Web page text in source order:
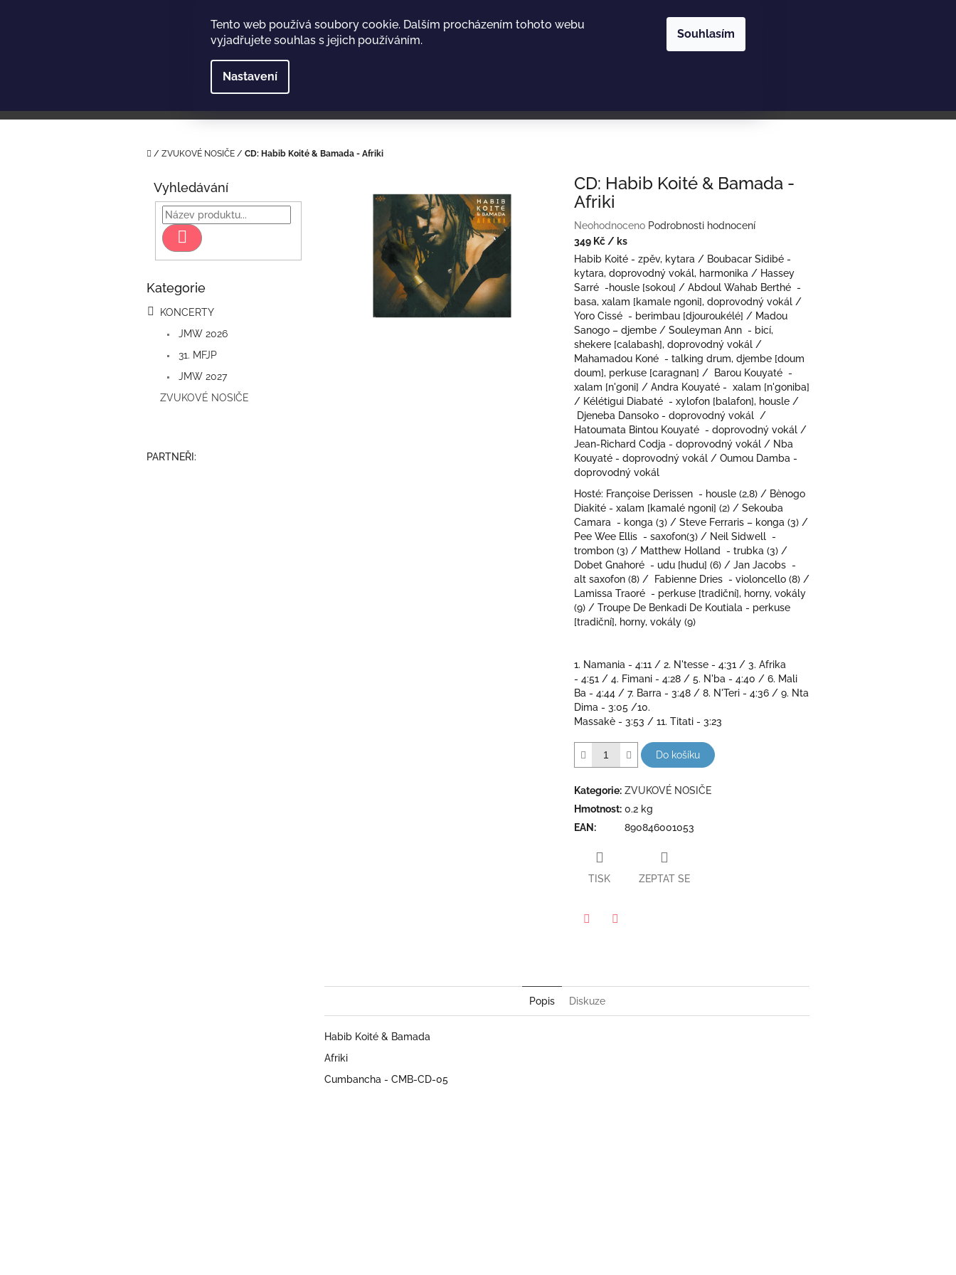
Tento web používá soubory cookie. Dalším procházením tohoto webu
vyjadřujete souhlas s jejich používáním.
Nastavení
Souhlasím
Hledat
Domů
/ ZVUKOVÉ NOSIČE / CD: Habib Koité & Bamada - Afriki
Vyhledávání
Hledat
Přeskočit
Kategorie
KONCERTY
JMW 2026
31. MFJP
JMW 2027
ZVUKOVÉ NOSIČE
PARTNEŘI:
CD: Habib Koité & Bamada -
Afriki
Průměrné
hodnocení
produktu
je
0,0
z
5
hvězdiček.
Neohodnoceno Podrobnosti hodnocení
349 Kč / ks
Měrná
cena:
Habib Koité - zpěv, kytara / Boubacar Sidibé -
kytara, doprovodný vokál, harmonika / Hassey
Sarré -housle [sokou] / Abdoul Wahab Berthé -
basa, xalam [kamale ngoni], doprovodný vokál /
Yoro Cissé - berimbau [djouroukélé] / Madou
Sanogo – djembe / Souleyman Ann - bicí,
shekere [calabash], doprovodný vokál /
Mahamadou Koné - talking drum, djembe [doum
doum], perkuse [caragnan] / Barou Kouyaté -
xalam [n'goni] / Andra Kouyaté - xalam [n'goniba]
/ Kélétigui Diabaté - xylofon [balafon], housle /
Djeneba Dansoko - doprovodný vokál /
Hatoumata Bintou Kouyaté - doprovodný vokál /
Jean-Richard Codja - doprovodný vokál / Nba
Kouyaté - doprovodný vokál / Oumou Damba -
doprovodný vokál
Hosté: Françoise Derissen - housle (2,8) / Bènogo
Diakité - xalam [kamalé ngoni] (2) / Sekouba
Camara - konga (3) / Steve Ferraris – konga (3) /
Pee Wee Ellis - saxofon(3) / Neil Sidwell -
trombon (3) / Matthew Holland - trubka (3) /
Dobet Gnahoré - udu [hudu] (6) / Jan Jacobs -
alt saxofon (8) / Fabienne Dries - violoncello (8) /
Lamissa Traoré - perkuse [tradiční], horny, vokály
(9) / Troupe De Benkadi De Koutiala - perkuse
[tradiční], horny, vokály (9)
1. Namania - 4:11 / 2. N'tesse - 4:31 / 3. Afrika
- 4:51 / 4. Fimani - 4:28 / 5. N'ba - 4:40 / 6. Mali
Ba - 4:44 / 7. Barra - 3:48 / 8. N'Teri - 4:36 / 9. Nta
Dima - 3:05 /10.
Massakè - 3:53 / 11. Titati - 3:23
Do košíku
Kategorie: ZVUKOVÉ NOSIČE
Hmotnost: 0.2 kg
EAN : 890846001053
TISK ZEPTAT SE
Popis Diskuze
Habib Koité & Bamada
Afriki
Cumbancha - CMB-CD-05